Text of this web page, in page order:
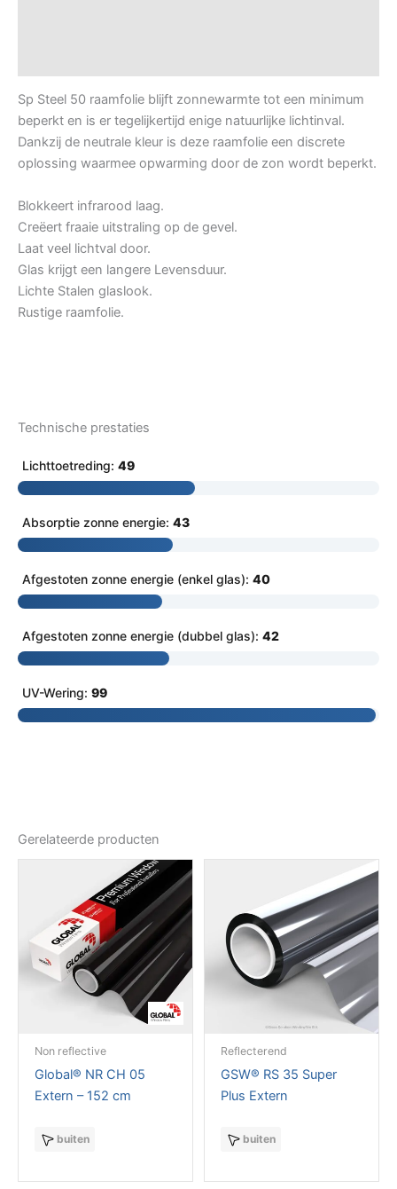
Sp Steel 50 raamfolie blijft zonnewarmte tot een minimum
beperkt en is er tegelijkertijd enige natuurlijke lichtinval.
Dankzij de neutrale kleur is deze raamfolie een discrete
oplossing waarmee opwarming door de zon wordt beperkt.
Blokkeert infrarood laag.
Creëert fraaie uitstraling op de gevel.
Laat veel lichtval door.
Glas krijgt een langere Levensduur.
Lichte Stalen glaslook.
Rustige raamfolie.
Technische prestaties
Lichttoetreding: 49
Absorptie zonne energie: 43
Afgestoten zonne energie (enkel glas): 40
Afgestoten zonne energie (dubbel glas): 42
UV-Wering: 99
Gerelateerde producten
Non reflective
Global® NR CH 05
Extern – 152 cm
buiten
Reflecterend
GSW® RS 35 Super
Plus Extern
buiten